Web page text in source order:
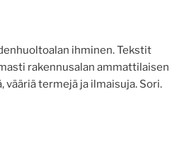
ihminen. Tekstit
rakennusalan ammattilaisen
vääriä termejä ja ilmaisuja. Sori.